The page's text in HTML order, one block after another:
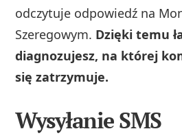
odczytuje odpowiedź na
Szeregowym. Dzięki temu
diagnozujesz, na której
się zatrzymuje.
Wysyłanie SMS